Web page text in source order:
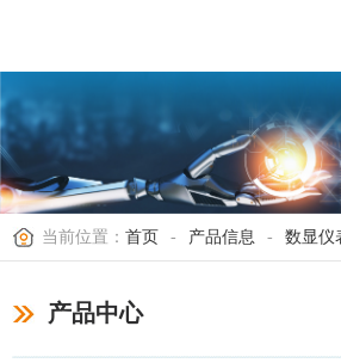
当前位置： 首页 - 产品信息 - 数显仪
产品中心